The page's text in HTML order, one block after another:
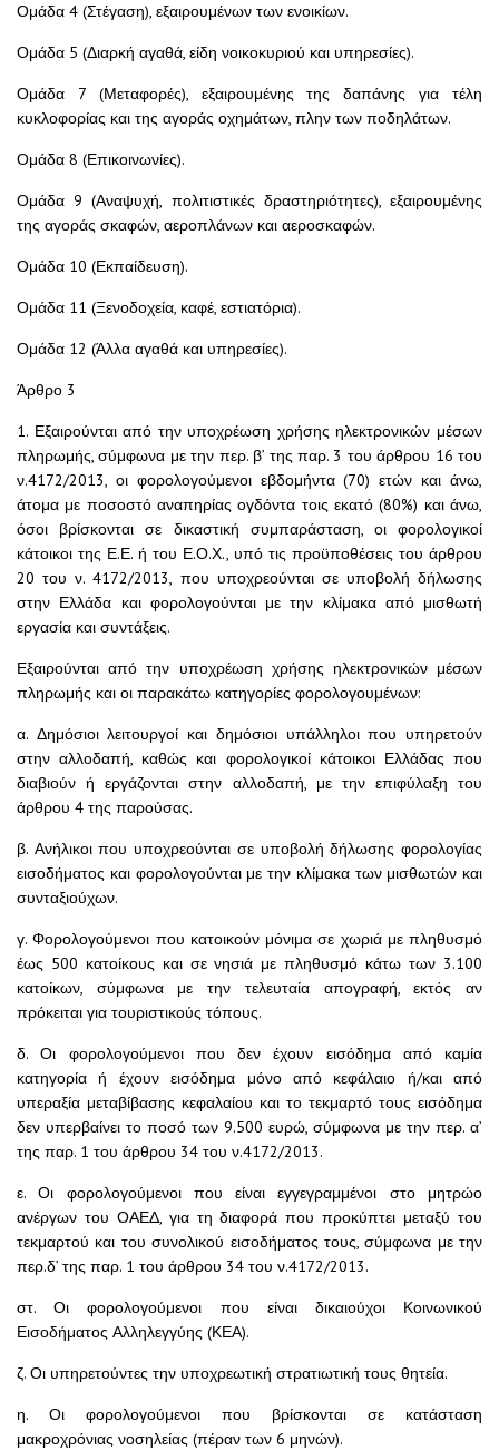
Ομάδα 4 (Στέγαση), εξαιρουμένων των ενοικίων.
Ομάδα 5 (Διαρκή αγαθά, είδη νοικοκυριού και υπηρεσίες).
Ομάδα 7 (Μεταφορές), εξαιρουμένης της δαπάνης για τέλη
κυκλοφορίας και της αγοράς οχημάτων, πλην των ποδηλάτων.
Ομάδα 8 (Επικοινωνίες).
Ομάδα 9 (Αναψυχή, πολιτιστικές δραστηριότητες), εξαιρουμένης
της αγοράς σκαφών, αεροπλάνων και αεροσκαφών.
Ομάδα 10 (Εκπαίδευση).
Ομάδα 11 (Ξενοδοχεία, καφέ, εστιατόρια).
Ομάδα 12 (Άλλα αγαθά και υπηρεσίες).
Άρθρο 3
1. Εξαιρούνται από την υποχρέωση χρήσης ηλεκτρονικών μέσων
πληρωμής, σύμφωνα με την περ. β’ της παρ. 3 του άρθρου 16 του
ν.4172/2013, οι φορολογούμενοι εβδομήντα (70) ετών και άνω,
άτομα με ποσοστό αναπηρίας ογδόντα τοις εκατό (80%) και άνω,
όσοι βρίσκονται σε δικαστική συμπαράσταση, οι φορολογικοί
κάτοικοι της Ε.Ε. ή του Ε.Ο.Χ., υπό τις προϋποθέσεις του άρθρου
20 του ν. 4172/2013, που υποχρεούνται σε υποβολή δήλωσης
στην Ελλάδα και φορολογούνται με την κλίμακα από μισθωτή
εργασία και συντάξεις.
Εξαιρούνται από την υποχρέωση χρήσης ηλεκτρονικών μέσων
πληρωμής και οι παρακάτω κατηγορίες φορολογουμένων:
α. Δημόσιοι λειτουργοί και δημόσιοι υπάλληλοι που υπηρετούν
στην αλλοδαπή, καθώς και φορολογικοί κάτοικοι Ελλάδας που
διαβιούν ή εργάζονται στην αλλοδαπή, με την επιφύλαξη του
άρθρου 4 της παρούσας.
β. Ανήλικοι που υποχρεούνται σε υποβολή δήλωσης φορολογίας
εισοδήματος και φορολογούνται με την κλίμακα των μισθωτών και
συνταξιούχων.
γ. Φορολογούμενοι που κατοικούν μόνιμα σε χωριά με πληθυσμό
έως 500 κατοίκους και σε νησιά με πληθυσμό κάτω των 3.100
κατοίκων, σύμφωνα με την τελευταία απογραφή, εκτός αν
πρόκειται για τουριστικούς τόπους.
δ. Οι φορολογούμενοι που δεν έχουν εισόδημα από καμία
κατηγορία ή έχουν εισόδημα μόνο από κεφάλαιο ή/και από
υπεραξία μεταβίβασης κεφαλαίου και το τεκμαρτό τους εισόδημα
δεν υπερβαίνει το ποσό των 9.500 ευρώ, σύμφωνα με την περ. α’
της παρ. 1 του άρθρου 34 του ν.4172/2013.
ε. Οι φορολογούμενοι που είναι εγγεγραμμένοι στο μητρώο
ανέργων του ΟΑΕΔ, για τη διαφορά που προκύπτει μεταξύ του
τεκμαρτού και του συνολικού εισοδήματος τους, σύμφωνα με την
περ.δ’ της παρ. 1 του άρθρου 34 του ν.4172/2013.
στ. Οι φορολογούμενοι που είναι δικαιούχοι Κοινωνικού
Εισοδήματος Αλληλεγγύης (ΚΕΑ).
ζ. Οι υπηρετούντες την υποχρεωτική στρατιωτική τους θητεία.
η. Οι φορολογούμενοι που βρίσκονται σε κατάσταση
μακροχρόνιας νοσηλείας (πέραν των 6 μηνών).